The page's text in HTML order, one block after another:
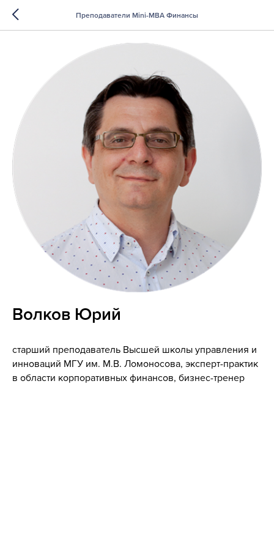
Преподаватели Mini-MBA Финансы
Волков Юрий
старший преподаватель Высшей школы управления и
инноваций МГУ им. М.В. Ломоносова, эксперт-практик
в области корпоративных финансов, бизнес-тренер